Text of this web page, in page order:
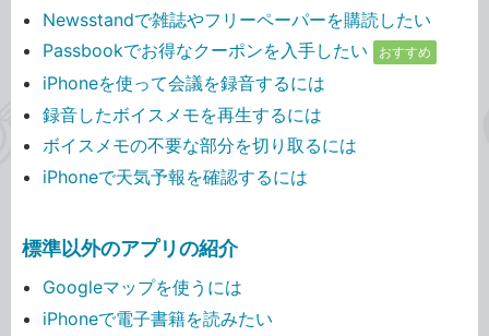
Newsstandで雑誌やフリーペーパーを購読したい
Passbookでお得なクーポンを入手したい
おすすめ
iPhoneを使って会議を録音するには
録音したボイスメモを再生するには
ボイスメモの不要な部分を切り取るには
iPhoneで天気予報を確認するには
標準以外のアプリの紹介
Googleマップを使うには
iPhoneで電子書籍を読みたい